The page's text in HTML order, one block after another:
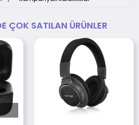
ÇOK SATILAN ÜRÜNLER